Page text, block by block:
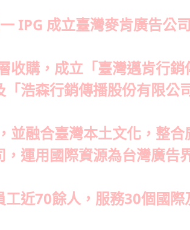
IPG 成立臺灣麥肯廣告公
收購，成立「臺灣邁肯行
浩森行銷傳播股份有限公
並融合臺灣本土文化，整
運用國際資源為台灣廣告
近70餘人，服務30個國